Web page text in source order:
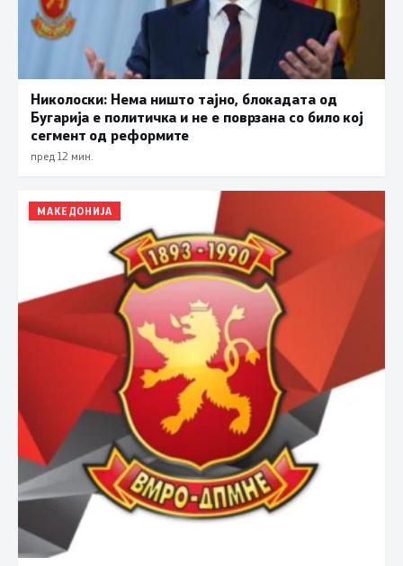
Николоски: Нема ништо тајно, блокадата од
Бугарија е политичка и не е поврзана со било кој
сегмент од реформите
пред 12 мин.
МАКЕДОНИЈА